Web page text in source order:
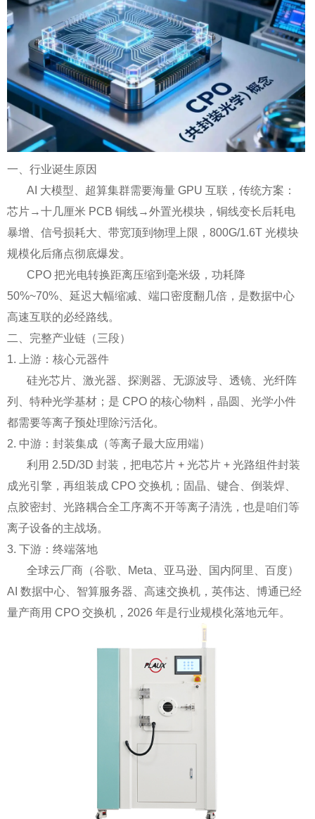
一、行业诞生原因
AI 大模型、超算集群需要海量 GPU 互联，传统方案：
芯片→十几厘米 PCB 铜线→外置光模块，铜线变长后耗电
暴增、信号损耗大、带宽顶到物理上限，800G/1.6T 光模块
规模化后痛点彻底爆发。
CPO 把光电转换距离压缩到毫米级，功耗降
50%~70%、延迟大幅缩减、端口密度翻几倍，是数据中心
高速互联的必经路线。
二、完整产业链（三段）
1. 上游：核心元器件
硅光芯片、激光器、探测器、无源波导、透镜、光纤阵
列、特种光学基材；是 CPO 的核心物料，晶圆、光学小件
都需要等离子预处理除污活化。
2. 中游：封装集成（等离子最大应用端）
利用 2.5D/3D 封装，把电芯片 + 光芯片 + 光路组件封装
成光引擎，再组装成 CPO 交换机；固晶、键合、倒装焊、
点胶密封、光路耦合全工序离不开等离子清洗，也是咱们等
离子设备的主战场。
3. 下游：终端落地
全球云厂商（谷歌、Meta、亚马逊、国内阿里、百度）
AI 数据中心、智算服务器、高速交换机，英伟达、博通已经
量产商用 CPO 交换机，2026 年是行业规模化落地元年。